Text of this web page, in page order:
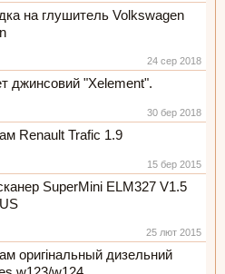
на глушитель Volkswagen
24 сер 2018
джинсовий "Xelement".
30 бер 2018
Renault Trafic 1.9
15 бер 2015
SuperMini ELM327 V1.5
25 лют 2015
оригінальный дизельний